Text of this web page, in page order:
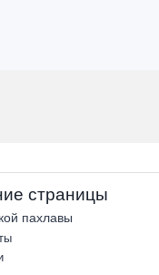
страницы
пахлавы